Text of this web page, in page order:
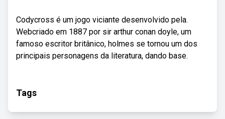
Codycross é um jogo viciante desenvolvido pela.
Webcriado em 1887 por sir arthur conan doyle, um
famoso escritor britânico, holmes se tornou um dos
principais personagens da literatura, dando base.
Tags